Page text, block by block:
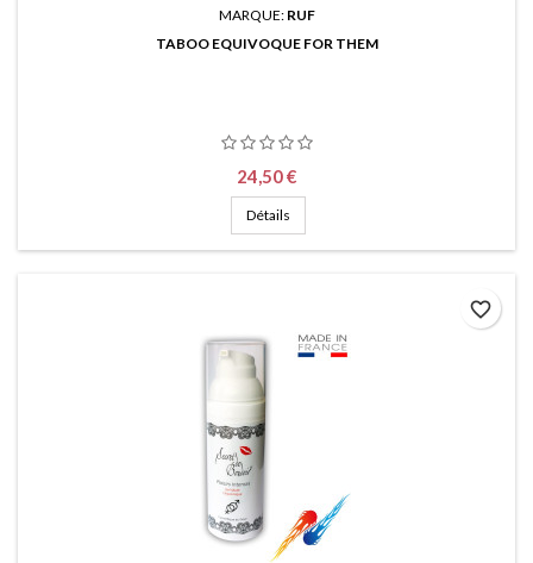
MARQUE: RUF
TABOO EQUIVOQUE FOR THEM
Prix
24,50 €
Détails
favorite_border